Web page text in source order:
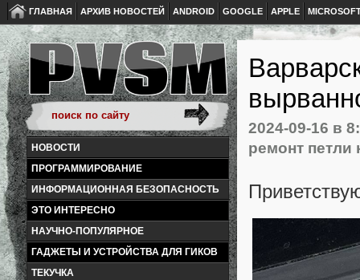
ГЛАВНАЯ АРХИВ НОВОСТЕЙ ANDROID GOOGLE APPLE
НОВОСТИ
ПРОГРАММИРОВАНИЕ
ИНФОРМАЦИОННАЯ БЕЗОПАСНОСТЬ
ЭТО ИНТЕРЕСНО
НАУЧНО-ПОПУЛЯРНОЕ
ГАДЖЕТЫ И УСТРОЙСТВА ДЛЯ ГИКОВ
ТЕКУЧКА
2024-09-16 в
ремонт петли